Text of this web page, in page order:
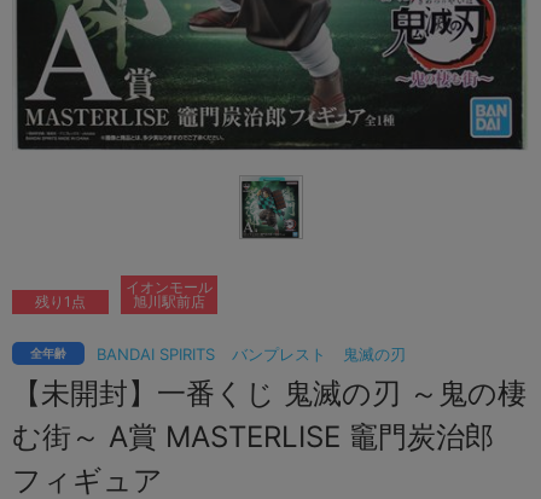
BANDAI SPIRITS バンプレスト 鬼滅の刃
全年齢
【未開封】一番くじ 鬼滅の刃 ～鬼の棲
む街～ A賞 MASTERLISE 竈門炭治郎
フィギュア
残り1点
イオンモール
旭川駅前店